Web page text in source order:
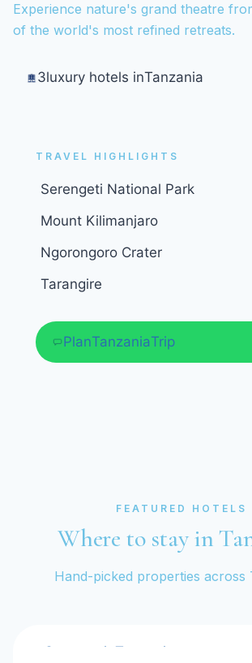
Experience nature's grand theatre
of the world's most refined retreats.
3luxury hotels inTanzania
TRAVEL HIGHLIGHTS
Serengeti National Park
Mount Kilimanjaro
Ngorongoro Crater
Tarangire
PlanTanzaniaTrip
FEATURED HOTELS
Where to stay in
Hand-picked properties across
Serengeti, Tanzania